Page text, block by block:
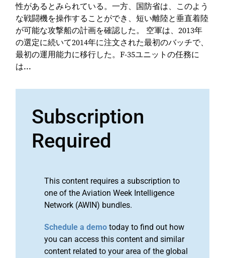
性があるとみられている。一方、国防省は、このよう
な戦闘機を操作することができ、短い離陸と垂直着陸
が可能な攻撃船の計画を確認した。 空軍は、2013年
の選定に続いて2014年に注文された最初のバッチで、
最初の運用能力に移行した。F-35ユニットの任務に
は...
Subscription
Required
This content requires a subscription to
one of the Aviation Week Intelligence
Network (AWIN) bundles.
Schedule a demo today to find out how
you can access this content and similar
content related to your area of the global